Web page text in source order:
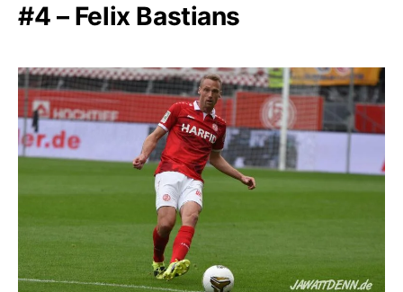
#4 – Felix Bastians